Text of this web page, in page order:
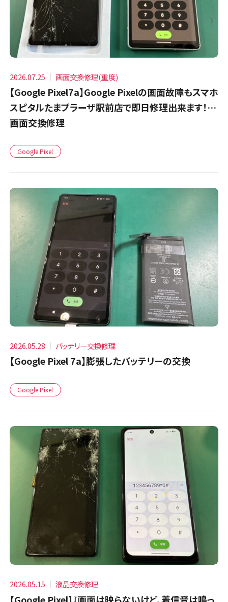
2026.07.25 画面交換修理(重度)
【Google Pixel7a】Google Pixelの画面故障もスマホ
スピタルたまプラーザ駅前店で即日修理出来ます！…
画面交換修理
Google Pixel
2026.05.28 バッテリー交換修理
【Google Pixel 7a】膨張したバッテリーの交換
Google Pixel
2026.05.15 液晶交換修理
【Google Pixel】『画面は映らないけど、着信音は鳴っ